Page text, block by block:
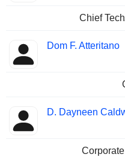
Chief
Dom F. Atteritano
D. Dayneen